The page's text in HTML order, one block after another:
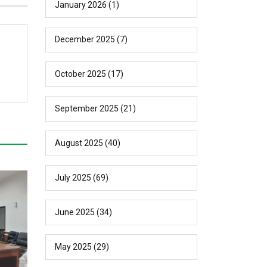
January 2026 (1)
December 2025 (7)
October 2025 (17)
September 2025 (21)
August 2025 (40)
July 2025 (69)
June 2025 (34)
May 2025 (29)